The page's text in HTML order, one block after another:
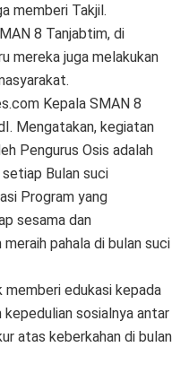
memberi Takjil.
8 Tanjabtim, di
mereka juga melakukan
Kepala SMAN 8
Mengatakan, kegiatan
Pengurus Osis adalah
Bulan suci
Program yang
sesama dan
pahala di bulan suci
memberi edukasi kepada
sosialnya antar
atas keberkahan di bulan